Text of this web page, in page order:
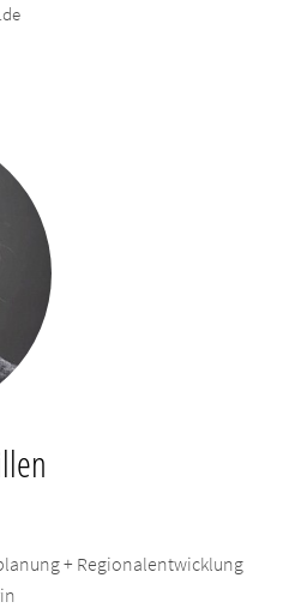
+ Regionalentwicklung